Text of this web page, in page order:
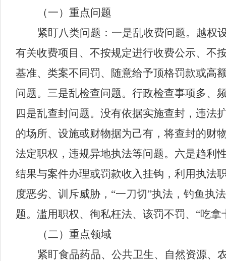
（一）重点问题
紧盯八类问题：一是乱收费问题。 越权
有关收费项目、不按规定进行收费公示、不
基准、类案不同罚、 随意给予顶格罚款或高
问题。三是乱检查问题。 行政检查事项多、
四是乱查封问题。 没有依据实施查封，违法
的场所、设施或财物据为己有，将查封的财
法定职权，违规异地执法等问题。六是趋利
结果与案件办理或罚款收入挂钩，利用执法
度恶劣、训斥威胁， “一刀切”执法，钓鱼执
题。 滥用职权、徇私枉法、该罚不罚、 “吃拿
（二）重点领域
紧盯食品药品、 公共卫生、 自然资源、